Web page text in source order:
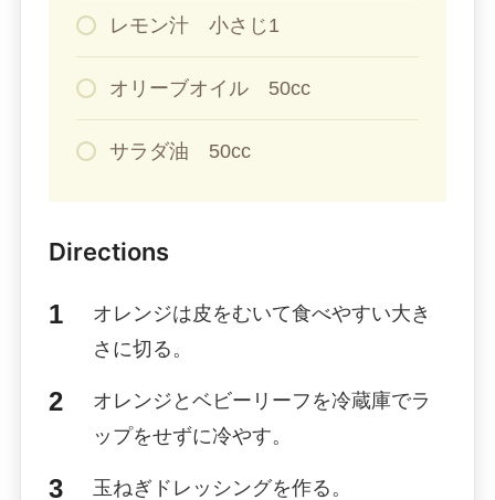
レモン汁 小さじ1
オリーブオイル 50cc
サラダ油 50cc
Directions
オレンジは皮をむいて食べやすい大き
さに切る。
オレンジとベビーリーフを冷蔵庫でラ
ップをせずに冷やす。
玉ねぎドレッシングを作る。